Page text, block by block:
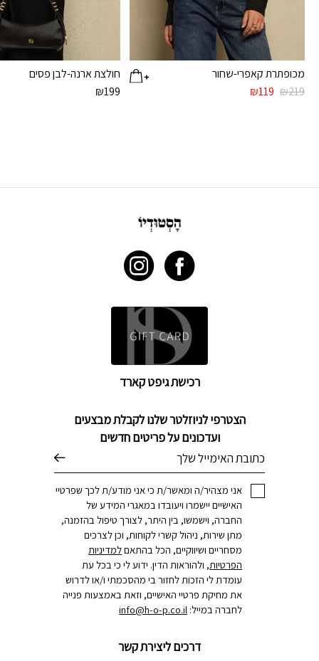
מכופתרת קאפרי-שחור
₪219
המחיר
₪119 המחיר
חולצת ארנה-לבן פסים
₪199
הצטרפי לניוזלטר שלנו לקבלת מבצעים
ועדכונים על פריטים חדשים
אני מצהיר/ה ומאשר/ת כי אני מודע/ת לכך שפרטיי
האישיים יישמרו ויעובדו במאגרי המידע של
החברה, וישמשו, בין היתר, לצורך טיפול בהזמנה,
מתן שירות, ניהול קשרי לקוחות, וכן לצרכים
מסחריים ושיווקיים, הכל בהתאםלמדיניות
הפרטיות, ולהוראות הדין. ידוע לי כי בכל עת
עומדת לי הזכות לחזור בי מהסכמתי ו/או לדרוש
את מחיקת פרטיי האישיים, וזאת באמצעות פנייה
לחברה במייל: info@h-o-p.co.il
דרכים ליצירת קשר
רכישת גיפט קארד